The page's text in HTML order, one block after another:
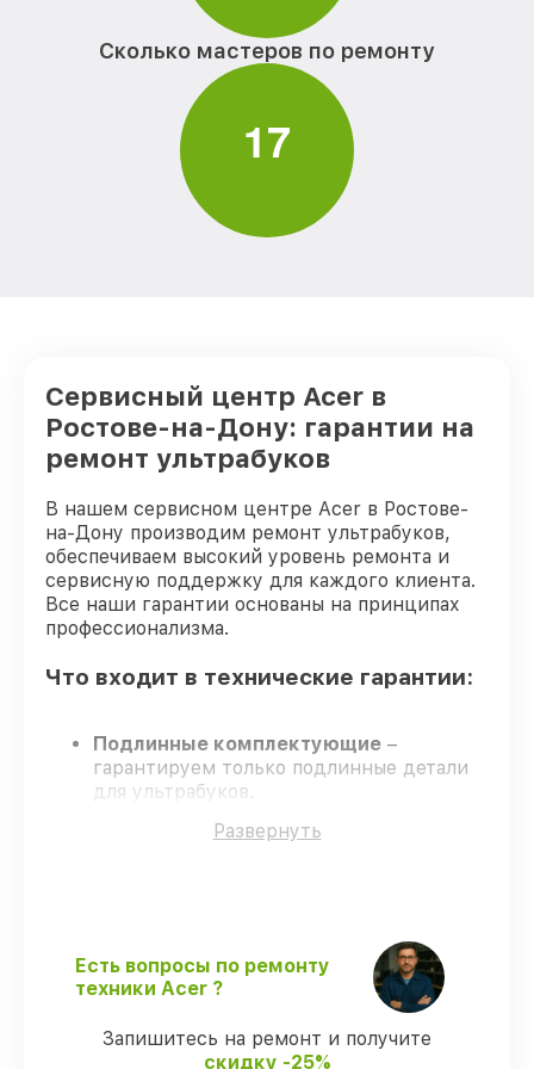
Сколько мастеров по ремонту
17
Сервисный центр Acer в
Ростове-на-Дону: гарантии на
ремонт ультрабуков
В нашем сервисном центре Acer в Ростове-
на-Дону производим ремонт ультрабуков,
обеспечиваем высокий уровень ремонта и
сервисную поддержку для каждого клиента.
Все наши гарантии основаны на принципах
профессионализма.
Что входит в технические гарантии:
Подлинные комплектующие –
гарантируем только подлинные детали
для ультрабуков.
сертификация подтверждают уровень
Сервис с гарантией– официальная
гарантия на все виды работ.
Что мы гарантируем при
Развернуть
Есть вопросы по ремонту
техники Acer ?
Запишитесь на ремонт и получите
скидку -25%